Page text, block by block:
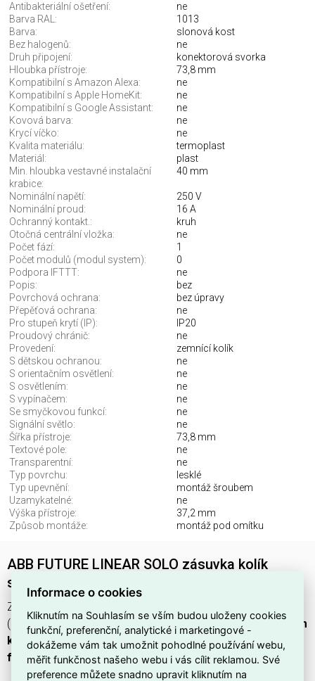
Antibakteriální ošetření:
ne
Barva RAL:
1013
Barva:
slonová kost
Bez halogenů:
ne
Druh připojení:
konektorová svorka
Hloubka přístroje:
73,8 mm
Kompatibilní s Amazon Alexa:
ne
Kompatibilní s Apple HomeKit:
ne
Kompatibilní s Google Assistant:
ne
Kovová barva:
ne
Krycí víčko:
ne
Kvalita materiálu:
termoplast
Materiál:
plast
Min. hloubka vestavné instalační
krabice:
40 mm
Nominální napětí:
250 V
Nominální proud:
16 A
Ochranný kontakt.:
kruh
Otočná centrální vložka:
ne
Počet fází:
1
Počet modulů (modul system):
0
Podpora IFTTT:
ne
Popis:
bez
Povrchová ochrana:
bez úpravy
Přepěťová ochrana:
ne
Pro stupeň krytí (IP):
IP20
Proudový chránič:
ne
Provedení:
zemnící kolík
S dětskou ochranou:
ne
S orientačním osvětlení:
ne
S osvětlením:
ne
S vypínačem:
ne
Se smyčkovou funkcí:
ne
Signální světlo:
ne
Šířka přístroje:
73,8 mm
Textové pole:
ne
Transparentní:
ne
Typ povrchu:
lesklé
Typ upevnění:
montáž šroubem
Uzamykatelné:
ne
Výška přístroje:
37,2 mm
Způsob montáže:
montáž pod omítku
ABB FUTURE LINEAR SOLO zásuvka kolík
slonová kost 6619B-A0635782 (náhrada 5519)
Zásuvka
(EAN
8592624455837) je podomítková zásuvka s zemnícím
kolíkemv barvěslonová kost (RAL 1013), určená pro1
fázi .
Informace o cookies
Kliknutím na Souhlasím se vším budou uloženy cookies
funkční, preferenční, analytické i marketingové -
dokážeme vám tak umožnit pohodlné používání webu,
měřit funkčnost našeho webu i vás cílit reklamou. Své
preference můžete snadno upravit kliknutím na